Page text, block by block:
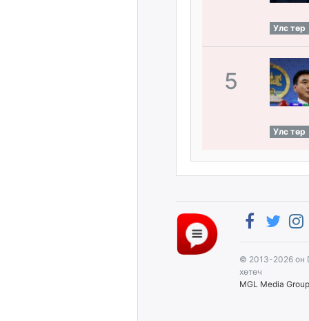
Улс төр
5
Улс төр
© 2013-2026 он
хөтөч
MGL Media Group